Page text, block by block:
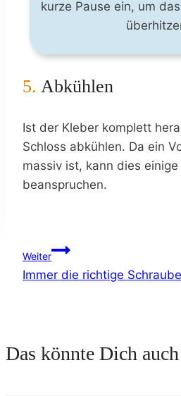
kurze Pause ein, um
5. Abkühlen
Ist der Kleber komplett
Schloss abkühlen. Da ein
massiv ist, kann dies
beanspruchen.
Beitragsnavigation
Weiter
Immer die richtige
Das könnte Dich